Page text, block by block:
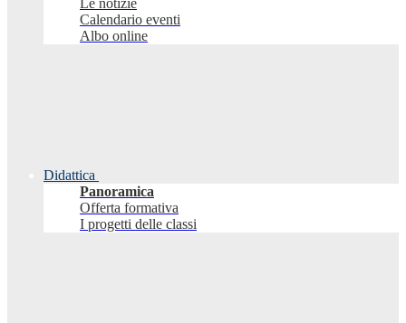
Le notizie
Calendario eventi
Albo online
Didattica
Panoramica
Offerta formativa
I progetti delle classi